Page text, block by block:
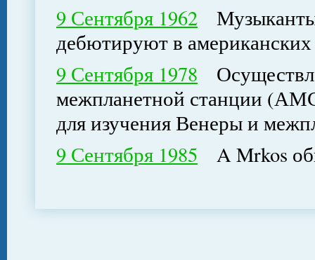
9 Сентября 1962
дебютируют в
9 Сентября 1978
межпланетной станции
для изучения Венеры и
9 Сентября 1985 A Mrkos